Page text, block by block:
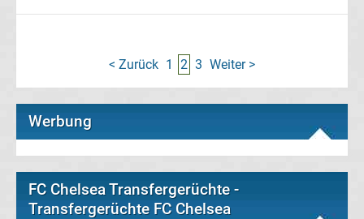
Olympiade
Tennis
UFC
< Zurück 1 2 3 Weiter >
Werbung
FC Chelsea Transfergerüchte -
Transfergerüchte FC Chelsea